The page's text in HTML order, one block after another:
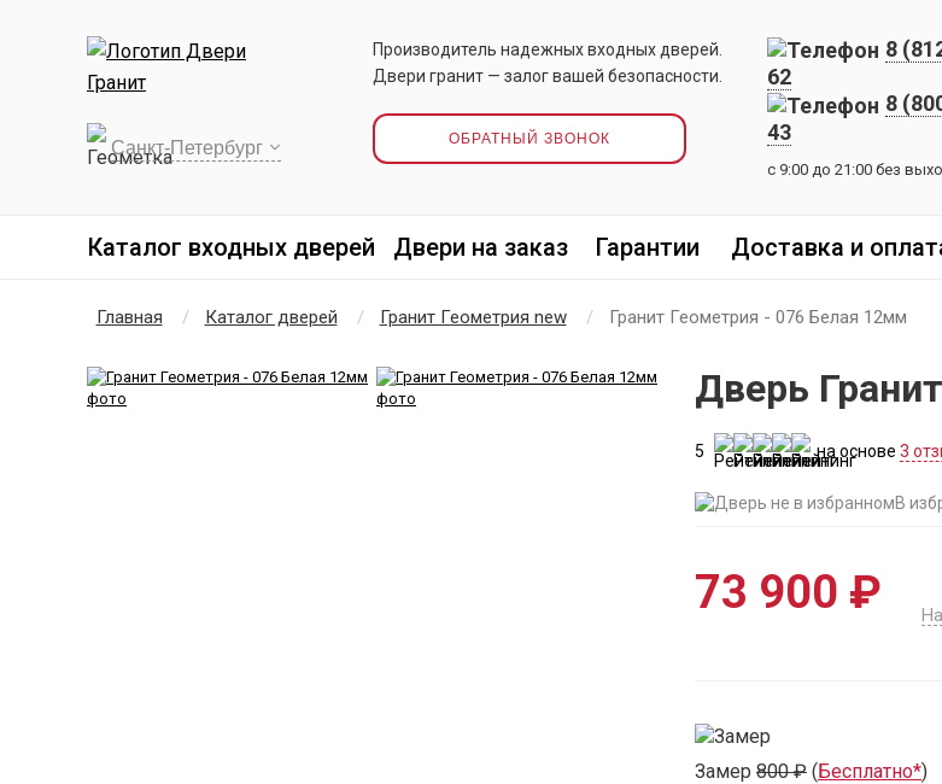
Производитель надежных входных дверей.
Двери гранит — залог вашей безопасности.
ОБРАТНЫЙ ЗВОНОК
8
62
8
43
с 9:00 до 21:00 без
Каталог входных дверей Двери на заказ Гарантии Доставка и
Главная Каталог дверей Гранит Геометрия new Гранит Геометрия - 076 Белая 12мм
Дверь
5 на основе 3
В
73 900 ₽
Замер 800 ₽ ( Бесплатно*)